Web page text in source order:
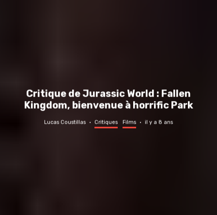
Critique de Jurassic World : Fallen
Kingdom, bienvenue à horrific Park
Lucas Coustillas · Critiques Films · il y a 8 ans